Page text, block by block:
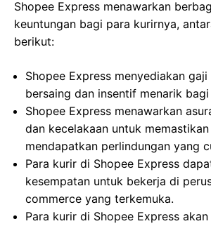
Shopee Express menawarkan
keuntungan bagi para kurirnya,
berikut:
Shopee Express menyediakan
bersaing dan insentif menarik
Shopee Express menawarkan
dan kecelakaan untuk
mendapatkan perlindungan yang
Para kurir di Shopee Express
kesempatan untuk bekerja di
commerce yang terkemuka.
Para kurir di Shopee Express